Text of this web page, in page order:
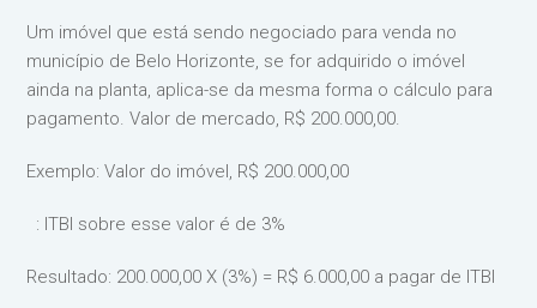
Um imóvel que está sendo negociado para venda no
município de Belo Horizonte, se for adquirido o imóvel
ainda na planta, aplica-se da mesma forma o cálculo para
pagamento. Valor de mercado, R$ 200.000,00.
Exemplo: Valor do imóvel, R$ 200.000,00
: ITBI sobre esse valor é de 3%
Resultado: 200.000,00 X (3%) = R$ 6.000,00 a pagar de ITBI